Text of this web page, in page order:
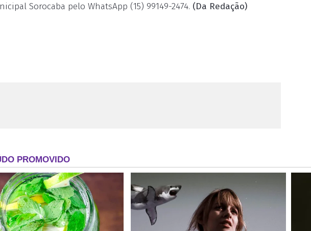
Sorocaba pelo WhatsApp (15) 99149-2474. (Da Redação)